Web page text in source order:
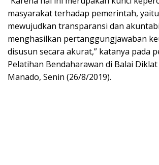
masyarakat terhadap pemerintah,
mewujudkan transparansi dan
menghasilkan pertanggungjawaban
disusun secara akurat,” katanya pada
Pelatihan Bendaharawan di Balai
Manado, Senin (26/8/2019).